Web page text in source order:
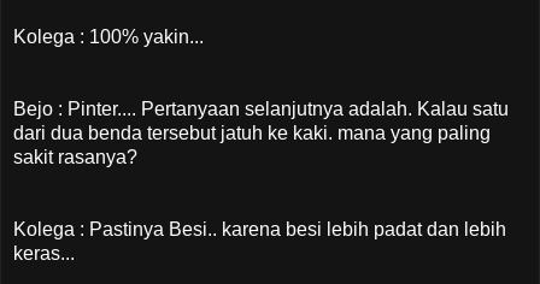
Kolega : 100% yakin...
Bejo : Pinter.... Pertanyaan selanjutnya adalah. Kalau satu
dari dua benda tersebut jatuh ke kaki. mana yang paling
sakit rasanya?
Kolega : Pastinya Besi.. karena besi lebih padat dan lebih
keras...